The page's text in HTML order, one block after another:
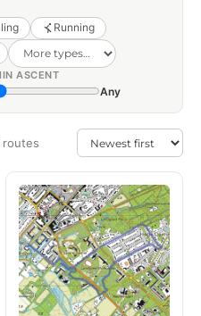
Running
ASCENT
Any
routes